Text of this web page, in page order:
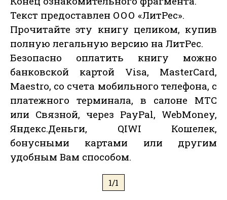
Текст предоставлен ООО «ЛитРес».
Прочитайте эту книгу целиком, купив
полную легальную версию на ЛитРес.
Безопасно оплатить книгу можно
банковской картой Visa, MasterCard,
Maestro, со счета мобильного телефона, с
платежного терминала, в салоне МТС
или Связной, через PayPal, WebMoney,
Яндекс.Деньги, QIWI Кошелек,
бонусными картами или другим
удобным Вам способом.
1/1